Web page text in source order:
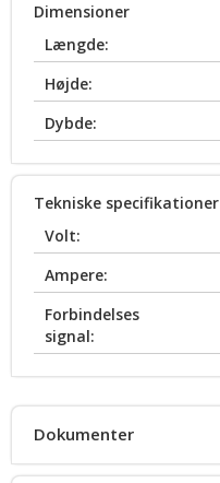
Dokumenter
Dimensioner
Længde:
Højde:
Dybde:
Tekniske specifikationer
Volt:
Ampere:
Forbindelses
signal: